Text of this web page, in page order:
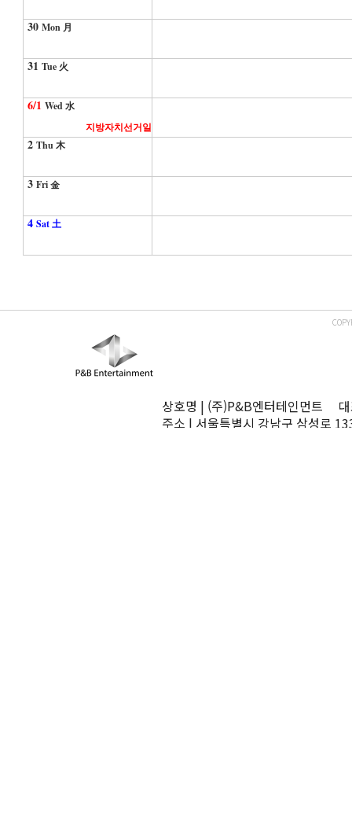
30 Mon 月
31 Tue 火
6/1 Wed 水
지방자치선거일
2 Thu 木
3 Fri 金
4 Sat 土
상호명 | (주)P&B엔터테인먼트
주소 | 서울특별시 강남구 삼성로